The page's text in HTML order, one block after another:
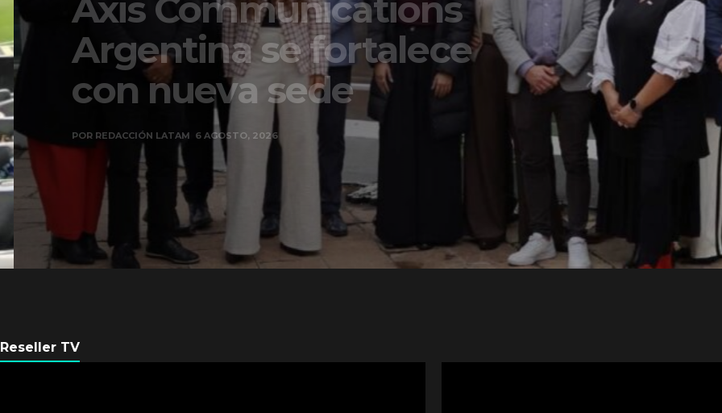
Axis Communications
Argentina se fortalece
con nueva sede
REDACCIÓN LATAM 6 AGOSTO, 2026
Reseller TV